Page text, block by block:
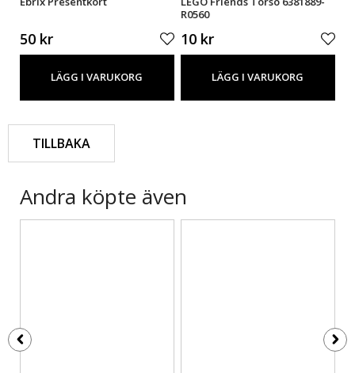
50 kr
LÄGG I VARUKORG
R0560
10 kr
LÄGG I VARUKORG
TILLBAKA
Andra köpte även